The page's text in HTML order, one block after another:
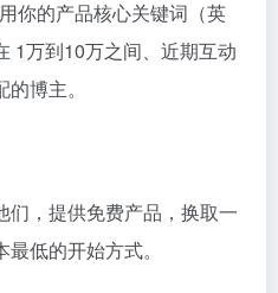
你的产品核心关键词（英
1万到10万之间、近期互动
博主。
们，提供免费产品，换取一
低的开始方式。